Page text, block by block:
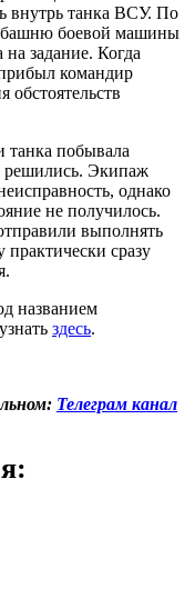
внутрь танка ВСУ. По
башню боевой машины
задание. Когда
командир
обстоятельств
танка побывала
решились. Экипаж
однако
не получилось.
выполнять
сразу
названием
здесь.
Телеграм канал